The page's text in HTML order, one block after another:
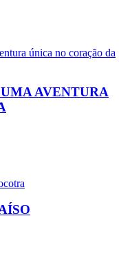
AVENTURA